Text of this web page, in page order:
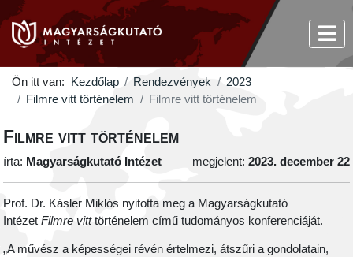
Ön itt van: Kezdőlap Rendezvények
2023
Filmre vitt történelem
Filmre vitt történelem
Filmre vitt történelem
írta: Magyarságkutató Intézet megjelent: 2023. december 22
Prof. Dr. Kásler Miklós nyitotta meg a Magyarságkutató
IntézetFilmre vitttörténelem című tudományos konferenciáját.
„A művész a képességei révén értelmezi, átszűri a gondolatain,